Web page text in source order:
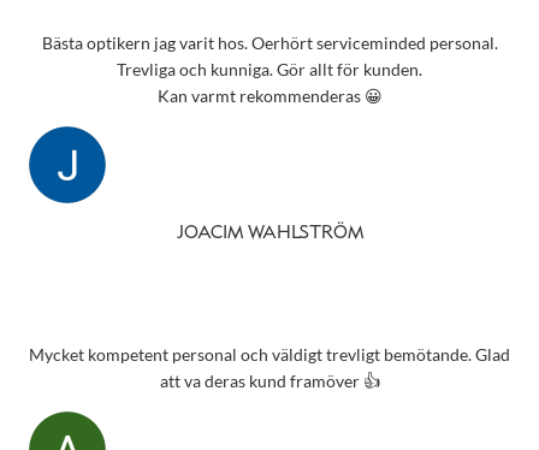
Bästa optikern jag varit hos. Oerhört serviceminded personal.
Trevliga och kunniga. Gör allt för kunden.
Kan varmt rekommenderas 😀
JOACIM WAHLSTRÖM
Mycket kompetent personal och väldigt trevligt bemötande. Glad
att va deras kund framöver 👍